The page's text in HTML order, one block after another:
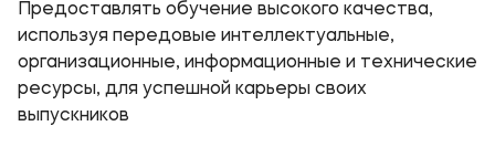
Предоставлять обучение высокого качества,
используя передовые интеллектуальные,
организационные, информационные и технические
ресурсы, для успешной карьеры своих
выпускников